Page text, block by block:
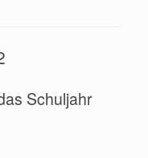
Schuljahr